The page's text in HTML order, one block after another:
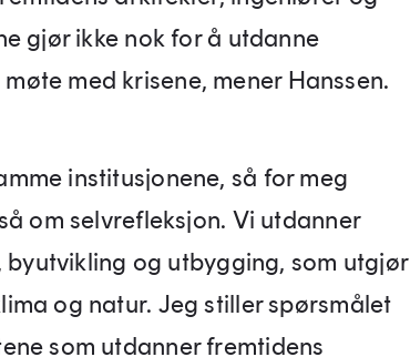
gjør ikke nok for å utdanne
med krisene, mener Hanssen.
institusjonene, så for meg
om selvrefleksjon. Vi utdanner
og utbygging, som utgjør
og natur. Jeg stiller spørsmålet
som utdanner fremtidens